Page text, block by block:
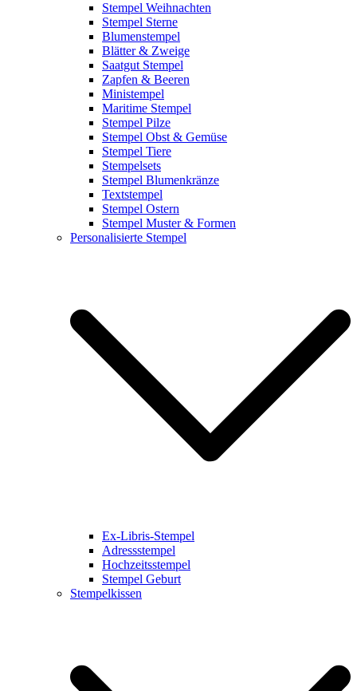
Stempel Weihnachten
Stempel Sterne
Blumenstempel
Blätter & Zweige
Saatgut Stempel
Zapfen & Beeren
Ministempel
Maritime Stempel
Stempel Pilze
Stempel Obst & Gemüse
Stempel Tiere
Stempelsets
Stempel Blumenkränze
Textstempel
Stempel Ostern
Stempel Muster & Formen
Personalisierte Stempel
Ex-Libris-Stempel
Adressstempel
Hochzeitsstempel
Stempel Geburt
Stempelkissen